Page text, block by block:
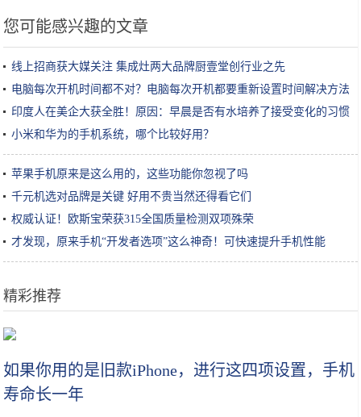
您可能感兴趣的文章
线上招商获大媒关注 集成灶两大品牌厨壹堂创行业之先
电脑每次开机时间都不对？电脑每次开机都要重新设置时间解决方法
印度人在美企大获全胜！原因：早晨是否有水培养了接受变化的习惯
小米和华为的手机系统，哪个比较好用？
苹果手机原来是这么用的，这些功能你忽视了吗
千元机选对品牌是关键 好用不贵当然还得看它们
权威认证！欧斯宝荣获315全国质量检测双项殊荣
才发现，原来手机“开发者选项”这么神奇！可快速提升手机性能
精彩推荐
如果你用的是旧款iPhone，进行这四项设置，手机
寿命长一年